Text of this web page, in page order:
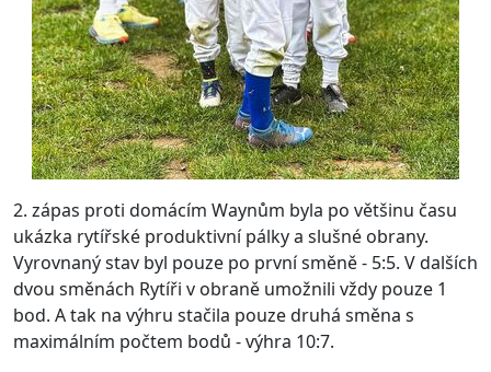
2. zápas proti domácím Waynům byla po většinu času
ukázka rytířské produktivní pálky a slušné obrany.
Vyrovnaný stav byl pouze po první směně - 5:5. V dalších
dvou směnách Rytíři v obraně umožnili vždy pouze 1
bod. A tak na výhru stačila pouze druhá směna s
maximálním počtem bodů - výhra 10:7.